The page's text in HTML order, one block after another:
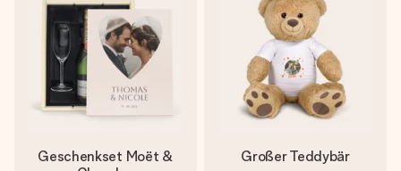
Geschenkset Moët &
Großer Teddybär